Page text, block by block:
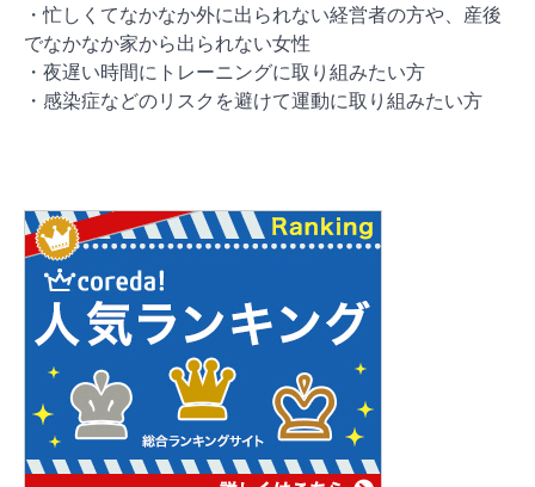
・忙しくてなかなか外に出られない経営者の方や、産後
でなかなか家から出られない女性
・夜遅い時間にトレーニングに取り組みたい方
・感染症などのリスクを避けて運動に取り組みたい方